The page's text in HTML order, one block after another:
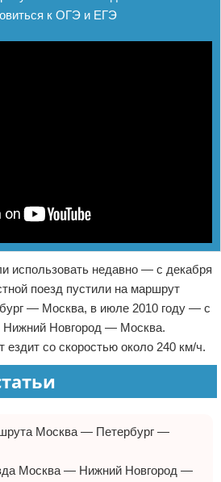
к ОГЭ и ЕГЭ
использовать недавно — с декабря
поезд пустили на маршрут
— Москва, в июле 2010 году — с
Нижний Новгород — Москва.
со скоростью около 240 км/ч.
Москва — Петербург —
Москва — Нижний Новгород —